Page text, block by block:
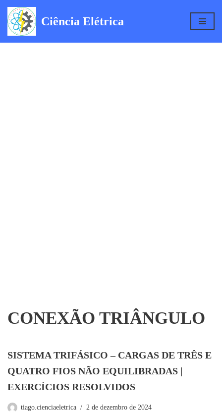
Pular
Ciência Elétrica
CONEXÃO TRIÂNGULO
SISTEMA TRIFÁSICO – CARGAS DE TRÊS E
QUATRO FIOS NÃO EQUILIBRADAS |
EXERCÍCIOS RESOLVIDOS
tiago.cienciaeletrica 2 de dezembro de 2024